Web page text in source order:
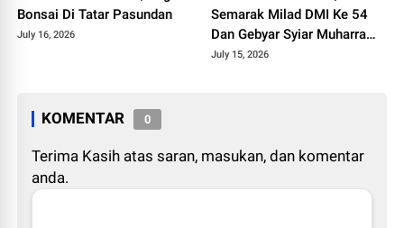
Bonsai Di Tatar Pasundan
July 16, 2026
Semarak Milad DMI Ke 54
Dan Gebyar Syiar Muharram
1448 H
July 15, 2026
KOMENTAR 0
Terima Kasih atas saran, masukan, dan komentar
anda.